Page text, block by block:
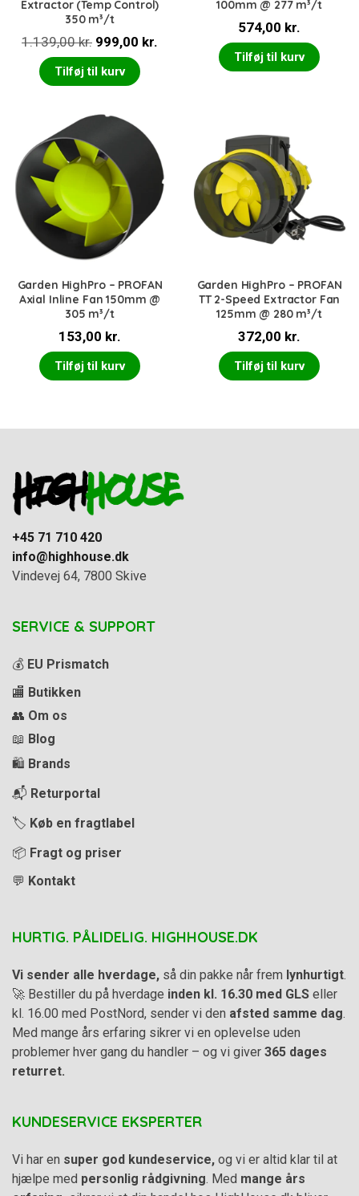
Extractor (Temp Control)
350 m³/t
1.139,00kr. Den
oprindelige
pris
1.139,00 kr..
999,00 kr.
Tilføj til kurv
100mm @ 277 m³/t
574,00 kr.
Tilføj til kurv
Garden HighPro – PROFAN
Axial Inline Fan 150mm @
305 m³/t
153,00 kr.
Tilføj til kurv
Garden HighPro – PROFAN
TT 2-Speed Extractor Fan
125mm @ 280 m³/t
372,00 kr.
Tilføj til kurv
+45 71 710 420
info@highhouse.dk
Vindevej 64, 7800 Skive
SERVICE & SUPPORT
💰 EU Prismatch
🏬 Butikken
👥 Om os
📖 Blog
🛍️ Brands
📬 Returportal
🏷️ Køb en fragtlabel
📦 Fragt og priser
💬 Kontakt
HURTIG. PÅLIDELIG. HIGHHOUSE.DK
Vi sender alle hverdage, så din pakke når frem lynhurtigt.
🚀 Bestiller du på hverdage inden kl. 16.30 med GLS eller
kl. 16.00 med PostNord, sender vi den afsted samme dag.
Med mange års erfaring sikrer vi en oplevelse uden
problemer hver gang du handler – og vi giver 365 dages
returret.
KUNDESERVICE EKSPERTER
Vi har en super god kundeservice, og vi er altid klar til at
hjælpe med personlig rådgivning. Med mange års